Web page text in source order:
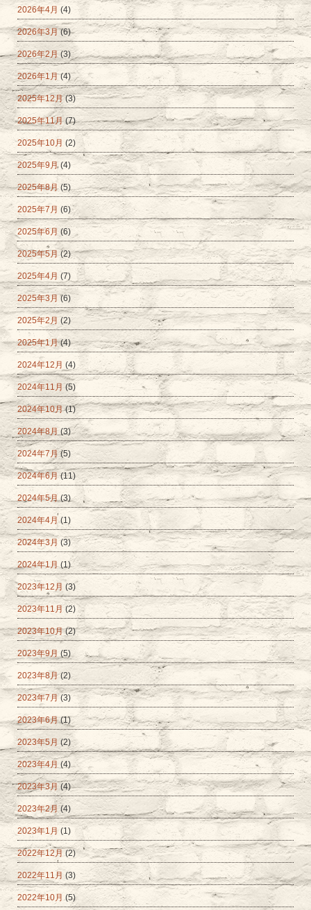
2026年4月 (4)
2026年3月(6)
2026年2月 (3)
2026年1月(4)
2025年12月(3)
2025年11月(7)
2025年10月 (2)
2025年9月 (4)
2025年8月(5)
2025年7月 (6)
2025年6月 (6)
2025年5月 (2)
2025年4月 (7)
2025年3月 (6)
2025年2月 (2)
2025年1月(4)
2024年12月 (4)
2024年11月 (5)
2024年10月(1)
2024年8月 (3)
2024年7月 (5)
2024年6月(11)
2024年5月(3)
2024年4月 (1)
2024年3月 (3)
2024年1月(1)
2023年12月 (3)
2023年11月(2)
2023年10月(2)
2023年9月 (5)
2023年8月(2)
2023年7月(3)
2023年6月(1)
2023年5月 (2)
2023年4月 (4)
2023年3月 (4)
2023年2月(4)
2023年1月 (1)
2022年12月 (2)
2022年11月 (3)
2022年10月 (5)